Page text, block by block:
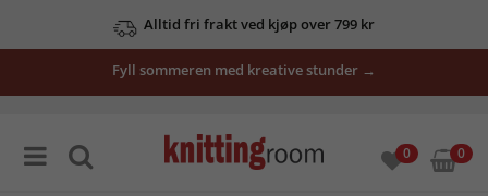
Alltid fri frakt ved kjøp over 799 kr
Fyll sommeren med kreative stunder →
0 0